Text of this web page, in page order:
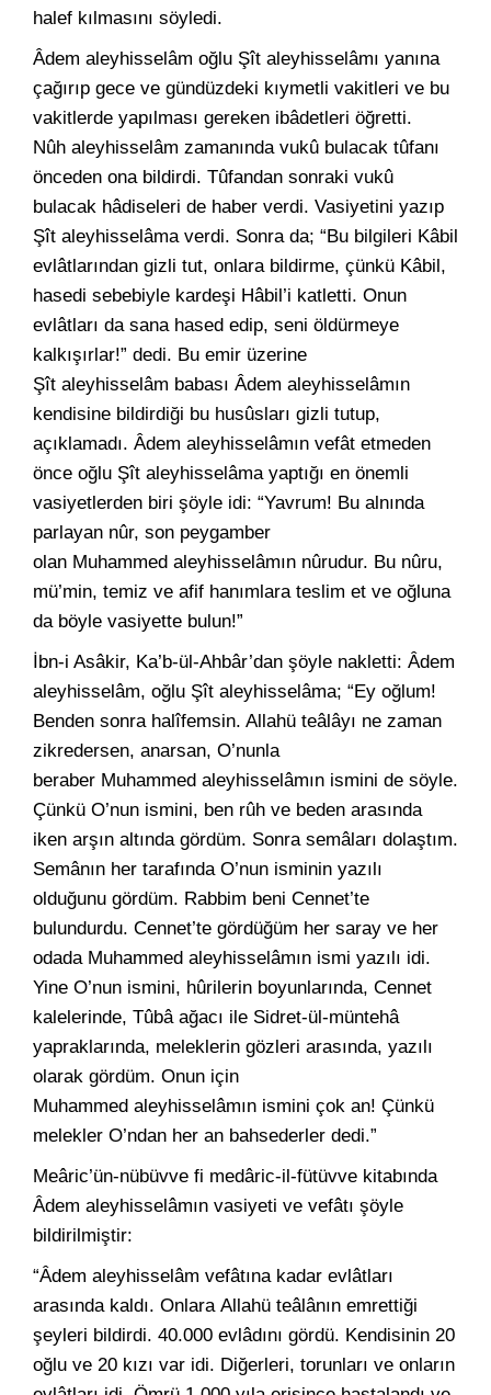
halef kılmasını söyledi.
Âdem aleyhisselâm oğlu Şît aleyhisselâmı yanına
çağırıp gece ve gündüzdeki kıymetli vakitleri ve bu
vakitlerde yapılması gereken ibâdetleri öğretti.
Nûh aleyhisselâm zamanında vukû bulacak tûfanı
önceden ona bildirdi. Tûfandan sonraki vukû
bulacak hâdiseleri de haber verdi. Vasiyetini yazıp
Şît aleyhisselâma verdi. Sonra da; “Bu bilgileri Kâbil
evlâtlarından gizli tut, onlara bildirme, çünkü Kâbil,
hasedi sebebiyle kardeşi Hâbil’i katletti. Onun
evlâtları da sana hased edip, seni öldürmeye
kalkışırlar!” dedi. Bu emir üzerine
Şît aleyhisselâm babası Âdem aleyhisselâmın
kendisine bildirdiği bu husûsları gizli tutup,
açıklamadı. Âdem aleyhisselâmın vefât etmeden
önce oğlu Şît aleyhisselâma yaptığı en önemli
vasiyetlerden biri şöyle idi: “Yavrum! Bu alnında
parlayan nûr, son peygamber
olan Muhammed aleyhisselâmın nûrudur. Bu nûru,
mü’min, temiz ve afif hanımlara teslim et ve oğluna
da böyle vasiyette bulun!”
İbn-i Asâkir, Ka’b-ül-Ahbâr’dan şöyle nakletti: Âdem
aleyhisselâm, oğlu Şît aleyhisselâma; “Ey oğlum!
Benden sonra halîfemsin. Allahü teâlâyı ne zaman
zikredersen, anarsan, O’nunla
beraber Muhammed aleyhisselâmın ismini de söyle.
Çünkü O’nun ismini, ben rûh ve beden arasında
iken arşın altında gördüm. Sonra semâları dolaştım.
Semânın her tarafında O’nun isminin yazılı
olduğunu gördüm. Rabbim beni Cennet’te
bulundurdu. Cennet’te gördüğüm her saray ve her
odada Muhammed aleyhisselâmın ismi yazılı idi.
Yine O’nun ismini, hûrilerin boyunlarında, Cennet
kalelerinde, Tûbâ ağacı ile Sidret-ül-müntehâ
yapraklarında, meleklerin gözleri arasında, yazılı
olarak gördüm. Onun için
Muhammed aleyhisselâmın ismini çok an! Çünkü
melekler O’ndan her an bahsederler dedi.”
Meâric’ün-nübüvve fi medâric-il-fütüvve kitabında
Âdem aleyhisselâmın vasiyeti ve vefâtı şöyle
bildirilmiştir:
“Âdem aleyhisselâm vefâtına kadar evlâtları
arasında kaldı. Onlara Allahü teâlânın emrettiği
şeyleri bildirdi. 40.000 evlâdını gördü. Kendisinin 20
oğlu ve 20 kızı var idi. Diğerleri, torunları ve onların